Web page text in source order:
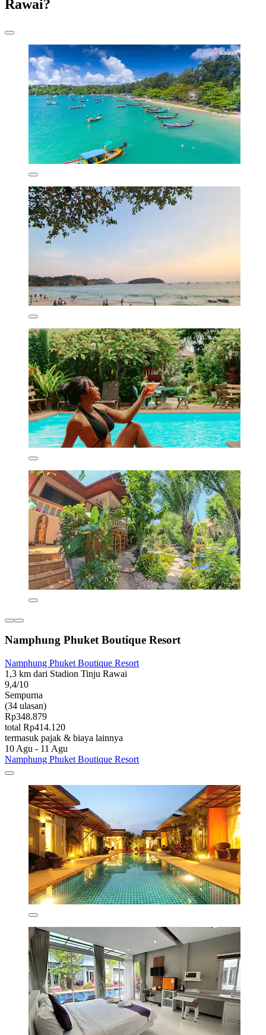
Rawai?
Namphung Phuket Boutique Resort
Namphung Phuket Boutique Resort
1,3 km dari Stadion Tinju Rawai
9,4/10
Sempurna
(34 ulasan)
Rp348.879
total Rp414.120
termasuk pajak & biaya lainnya
10 Agu - 11 Agu
Namphung Phuket Boutique Resort